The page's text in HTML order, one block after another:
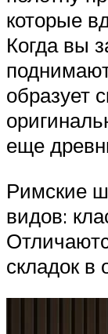
которые
Когда вы
образует
еще
Римские
видов:
складок в